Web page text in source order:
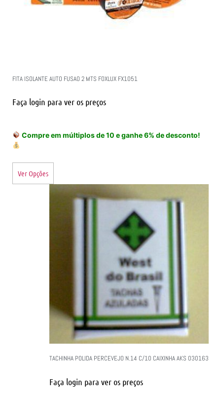
FITA ISOLANTE AUTO FUSAO 2 MTS FOXLUX FX1051
Faça login para ver os preços
Compre em múltiplos de 10 e ganhe 6% de desconto!
Ver Opções
TACHINHA POLIDA PERCEVEJO N.14 C/10 CAIXINHA AKS 030163
Faça login para ver os preços